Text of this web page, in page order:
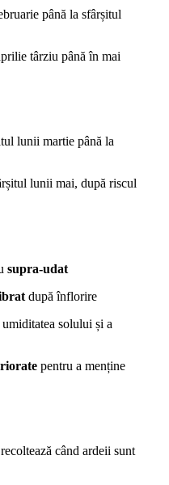
până la sfârșitul
târziu până în mai
lunii martie până la
lunii mai, după riscul
supra-udat
după înflorire
solului și a
pentru a menține
când ardeii sunt